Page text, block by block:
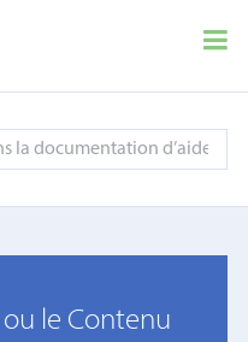
ou le Contenu